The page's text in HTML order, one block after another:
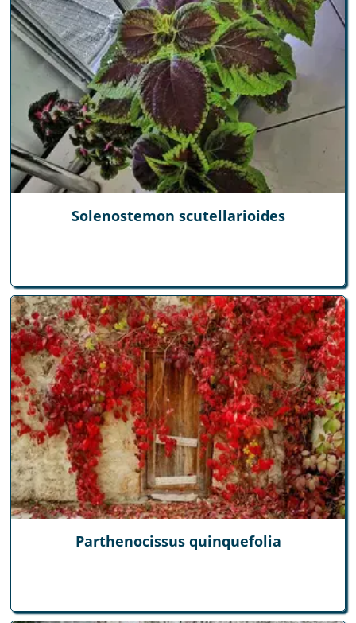
Solenostemon scutellarioides
Parthenocissus quinquefolia